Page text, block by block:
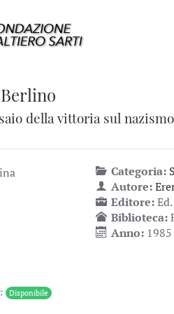
della vittoria sul nazismo
Categoria:
Autore:
Editore:
Biblioteca:
Anno: 1985
Disponibile